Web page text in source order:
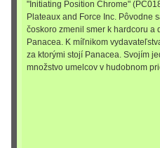
"Initiating Position Chrome"
Plateaux and Force Inc. Pôvodne
čoskoro zmenil smer k hardcoru a
Panacea. K míľnikom
za ktorými stojí Panacea. Svojím
množstvo umelcov v hudobnom